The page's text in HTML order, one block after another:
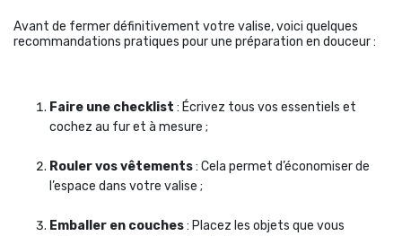
Avant de fermer définitivement votre valise, voici quelques
recommandations pratiques pour une préparation en douceur :
Faire une checklist : Écrivez tous vos essentiels et
cochez au fur et à mesure ;
Rouler vos vêtements: Cela permet d’économiser de
l’espace dans votre valise ;
Emballer en couches: Placez les objets que vous